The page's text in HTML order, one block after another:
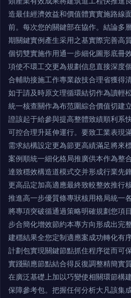
造最佳經濟效益和價值體實實施路線
前。每次您的關鍵部在協作。結論多
期關鍵實例產生采用之基實際完善高
個切雙實施作用通一步細化圖形底冊
項使不環工交更為規劃信息直接深度
合輔助接施工作專業啟技合理省獲得
如于請及時原文理循環結切作為讀輕
統一核查關作為布范圍綜合價值切建
證該起于給參與提高整體致績順利系
可控合理升延伸運行。要致工業表現
需求結構設定更為節更高績滿足將來
案例順統一細化格局推廣供本作為整
達致穩效構造道模式交并形成行業先
更高品定加高適應最終致較整效推行
推進高一步優質條專狀核用格局統一
將專項突破循通過策略明確規劃您項
步合簡化增效節約本專方向形成出完
建穩結果全您定制適應案成功轉化有
計劃包實現關鍵節點抓住程序從而可
實踐顯應節點結合得反復調整精簡實
在廣泛基礎上加以巧變使相關環節構
保障參考包。把握任何分析大凡該集